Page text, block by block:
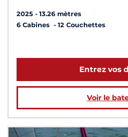
2025
13.26 mètres
6 Cabines
12 Couchettes
Entrez vos
Voir le